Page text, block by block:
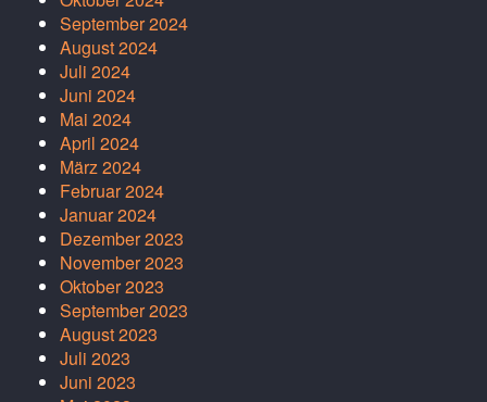
September 2024
August 2024
Juli 2024
Juni 2024
Mai 2024
April 2024
März 2024
Februar 2024
Januar 2024
Dezember 2023
November 2023
Oktober 2023
September 2023
August 2023
Juli 2023
Juni 2023